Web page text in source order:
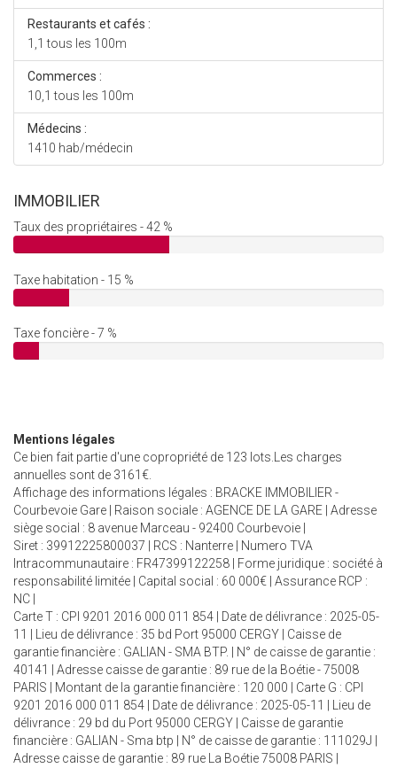
Restaurants et cafés :
1,1 tous les 100m
Commerces :
10,1 tous les 100m
Médecins :
1410 hab/médecin
IMMOBILIER
Taux des propriétaires - 42 %
Taxe habitation - 15 %
Taxe foncière - 7 %
Mentions légales
Ce bien fait partie d'une copropriété de 123 lots.Les charges
annuelles sont de 3161€.
Affichage des informations légales : BRACKE IMMOBILIER -
Courbevoie Gare | Raison sociale : AGENCE DE LA GARE | Adresse
siège social : 8 avenue Marceau - 92400 Courbevoie |
Siret : 39912225800037 | RCS : Nanterre | Numero TVA
Intracommunautaire : FR47399122258 | Forme juridique : société à
responsabilité limitée | Capital social : 60 000€ | Assurance RCP :
NC |
Carte T : CPI 9201 2016 000 011 854 | Date de délivrance : 2025-05-
11 | Lieu de délivrance : 35 bd Port 95000 CERGY | Caisse de
garantie financière : GALIAN - SMA BTP. | N° de caisse de garantie :
40141 | Adresse caisse de garantie : 89 rue de la Boétie - 75008
PARIS | Montant de la garantie financière : 120 000 | Carte G : CPI
9201 2016 000 011 854 | Date de délivrance : 2025-05-11 | Lieu de
délivrance : 29 bd du Port 95000 CERGY | Caisse de garantie
financière : GALIAN - Sma btp | N° de caisse de garantie : 111029J |
Adresse caisse de garantie : 89 rue La Boétie 75008 PARIS |